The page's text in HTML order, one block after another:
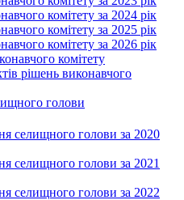
комітету за 2024 рік
комітету за 2025 рік
комітету за 2026 рік
комітету
рішень виконавчого
голови
селищного голови за 2020
селищного голови за 2021
селищного голови за 2022